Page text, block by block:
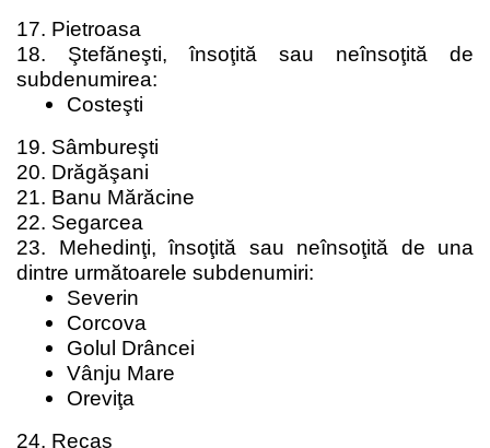
17. Pietroasa
18. Ştefăneşti, însoţită sau neînsoţită de
subdenumirea:
Costeşti
19. Sâmbureşti
20. Drăgăşani
21. Banu Mărăcine
22. Segarcea
23. Mehedinţi, însoţită sau neînsoţită de una
dintre următoarele subdenumiri:
Severin
Corcova
Golul Drâncei
Vânju Mare
Oreviţa
24. Recaş